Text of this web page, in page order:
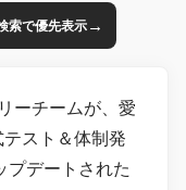
索で優先表示→
ーチームが、愛
スト＆体制発
プデートされた